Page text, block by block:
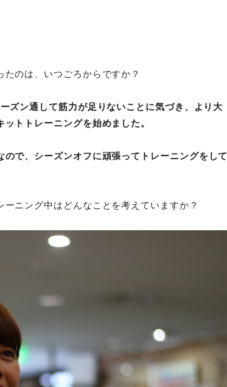
のは、いつごろからですか？
ズン通して筋力が足りないことに気づき、より大
トトレーニングを始めました。
で、シーズンオフに頑張ってトレーニングをして
ニング中はどんなことを考えていますか？